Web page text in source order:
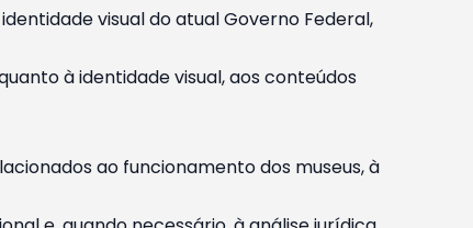
visual do atual Governo Federal,
à identidade visual, aos conteúdos
ao funcionamento dos museus, à